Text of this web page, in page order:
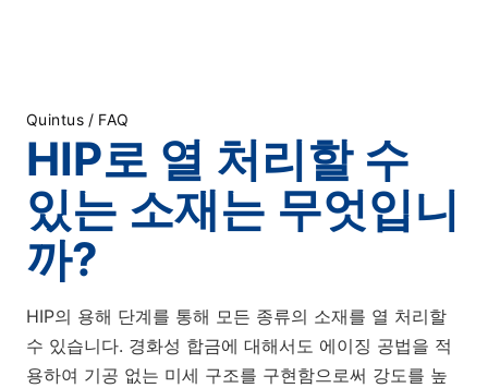
Quintus / FAQ
HIP로 열 처리할 수
있는 소재는 무엇입니
까?
HIP의 용해 단계를 통해 모든 종류의 소재를 열 처리할
수 있습니다. 경화성 합금에 대해서도 에이징 공법을 적
용하여 기공 없는 미세 구조를 구현함으로써 강도를 높